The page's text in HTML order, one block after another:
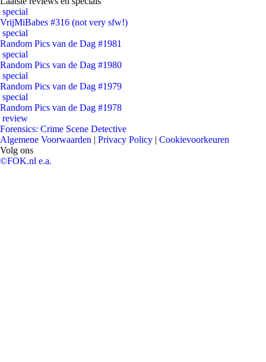
special
VrijMiBabes #316 (not very sfw!)
special
Random Pics van de Dag #1981
special
Random Pics van de Dag #1980
special
Random Pics van de Dag #1979
special
Random Pics van de Dag #1978
review
Forensics: Crime Scene Detective
Algemene Voorwaarden | Privacy Policy | Cookievoorkeuren
Volg ons
©FOK.nl e.a.